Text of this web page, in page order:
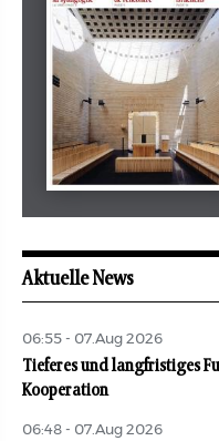
revue juive
Aktuelle News
06:55 - 07.Aug 2026
Tieferes und langfristiges
Kooperation
06:48 - 07.Aug 2026